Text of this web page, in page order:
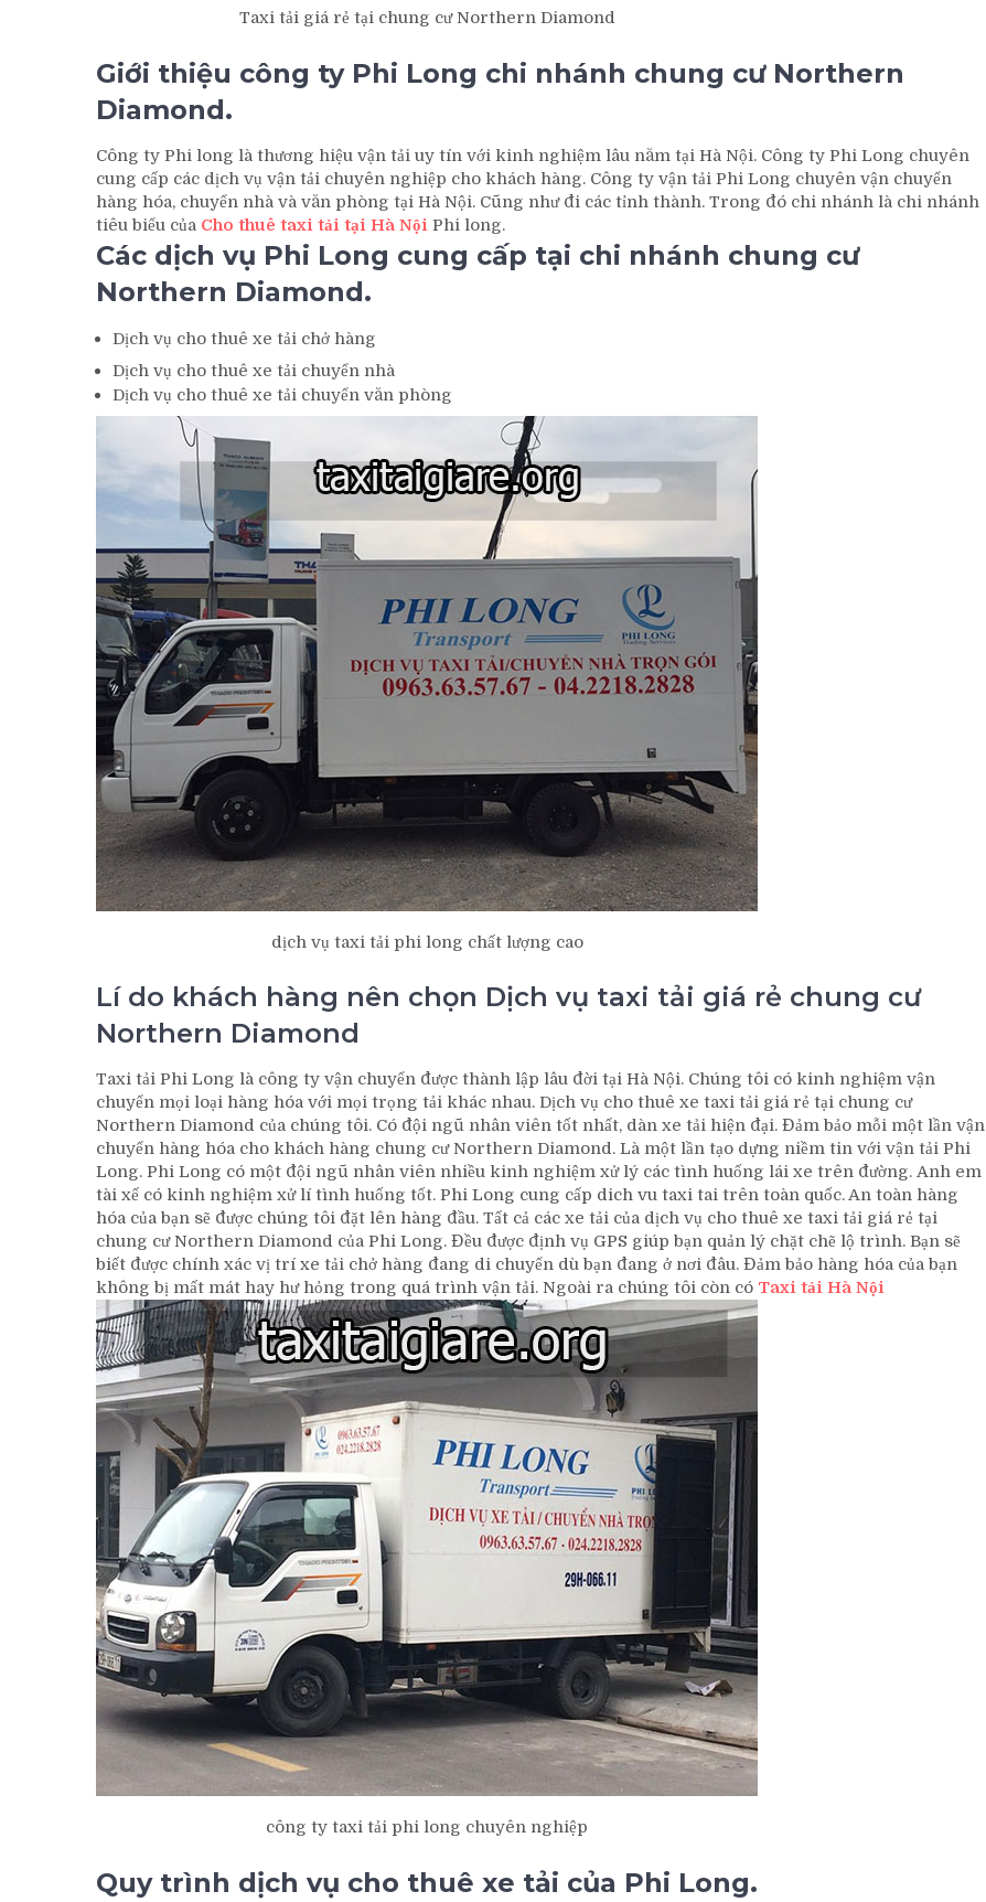
Taxi tải giá rẻ tại chung cư Northern Diamond
Giới thiệu công ty Phi Long chi nhánh chung cư Northern
Diamond.
Công ty Phi long là thương hiệu vận tải uy tín với kinh nghiệm lâu năm tại Hà Nội. Công ty Phi Long chuyên
cung cấp các dịch vụ vận tải chuyên nghiệp cho khách hàng. Công ty vận tải Phi Long chuyên vận chuyển
hàng hóa, chuyển nhà và văn phòng tại Hà Nội. Cũng như đi các tỉnh thành. Trong đó chi nhánh là chi nhánh
tiêu biểu của Cho thuê taxi tải tại Hà Nội Phi long.
Các dịch vụ Phi Long cung cấp tại chi nhánh chung cư
Northern Diamond.
Dịch vụ cho thuê xe tải chở hàng
Dịch vụ cho thuê xe tải chuyển nhà
Dịch vụ cho thuê xe tải chuyển văn phòng
dịch vụ taxi tải phi long chất lượng cao
Lí do khách hàng nên chọn Dịch vụ taxi tải giá rẻ chung cư
Northern Diamond
Taxi tải Phi Long là công ty vận chuyển được thành lập lâu đời tại Hà Nội. Chúng tôi có kinh nghiệm vận
chuyển mọi loại hàng hóa với mọi trọng tải khác nhau. Dịch vụ cho thuê xe taxi tải giá rẻ tại chung cư
Northern Diamond của chúng tôi. Có đội ngũ nhân viên tốt nhất, dàn xe tải hiện đại. Đảm bảo mỗi một lần vận
chuyển hàng hóa cho khách hàng chung cư Northern Diamond. Là một lần tạo dựng niềm tin với vận tải Phi
Long. Phi Long có một đội ngũ nhân viên nhiều kinh nghiệm xử lý các tình huống lái xe trên đường. Anh em
tài xế có kinh nghiệm xử lí tình huống tốt. Phi Long cung cấp dich vu taxi tai trên toàn quốc. An toàn hàng
hóa của bạn sẽ được chúng tôi đặt lên hàng đầu. Tất cả các xe tải của dịch vụ cho thuê xe taxi tải giá rẻ tại
chung cư Northern Diamond của Phi Long. Đều được định vụ GPS giúp bạn quản lý chặt chẽ lộ trình. Bạn sẽ
biết được chính xác vị trí xe tải chở hàng đang di chuyển dù bạn đang ở nơi đâu. Đảm bảo hàng hóa của bạn
không bị mất mát hay hư hỏng trong quá trình vận tải. Ngoài ra chúng tôi còn có Taxi tải Hà Nội
công ty taxi tải phi long chuyên nghiệp
Quy trình dịch vụ cho thuê xe tải của Phi Long.